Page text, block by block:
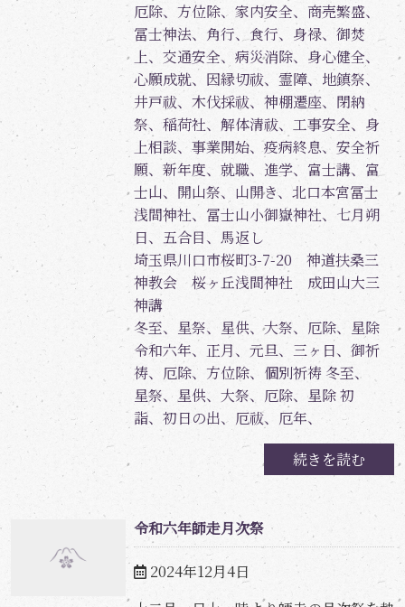
厄除、方位除、家内安全、商売繁盛、
冨士神法、角行、食行、身禄、御焚
上、交通安全、病災消除、身心健全、
心願成就、因縁切祓、霊障、地鎮祭、
井戸祓、木伐採祓、神棚遷座、閉納
祭、稲荷社、解体清祓、工事安全、身
上相談、事業開始、疫病終息、安全祈
願、新年度、就職、進学、富士講、富
士山、開山祭、山開き、北口本宮冨士
浅間神社、冨士山小御嶽神社、七月朔
日、五合目、馬返し
埼玉県川口市桜町3-7-20 神道扶桑三
神教会 桜ヶ丘浅間神社 成田山大三
神講
冬至、星祭、星供、大祭、厄除、星除
令和六年、正月、元旦、三ヶ日、御祈
祷、厄除、方位除、個別祈祷 冬至、
星祭、星供、大祭、厄除、星除 初
詣、初日の出、厄祓、厄年、
続きを読む
令和六年師走月次祭
2024年12月4日